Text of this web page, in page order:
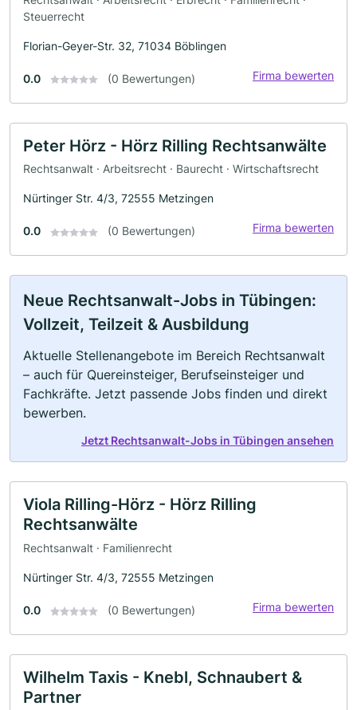
Steuerrecht
Florian-Geyer-Str. 32, 71034 Böblingen
0.0 (0 Bewertungen) Firma bewerten
Peter Hörz - Hörz Rilling Rechtsanwälte
Rechtsanwalt · Arbeitsrecht · Baurecht · Wirtschaftsrecht
Nürtinger Str. 4/3, 72555 Metzingen
0.0 (0 Bewertungen) Firma bewerten
Neue Rechtsanwalt-Jobs in Tübingen:
Vollzeit, Teilzeit & Ausbildung
Aktuelle Stellenangebote im Bereich Rechtsanwalt
– auch für Quereinsteiger, Berufseinsteiger und
Fachkräfte. Jetzt passende Jobs finden und direkt
bewerben.
Jetzt Rechtsanwalt-Jobs in Tübingen ansehen
Viola Rilling-Hörz - Hörz Rilling
Rechtsanwälte
Rechtsanwalt · Familienrecht
Nürtinger Str. 4/3, 72555 Metzingen
0.0 (0 Bewertungen) Firma bewerten
Wilhelm Taxis - Knebl, Schnaubert &
Partner